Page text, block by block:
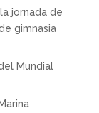
jornada de
gimnasia
Mundial